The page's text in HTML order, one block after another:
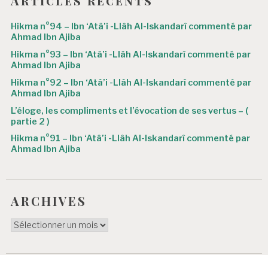
a
r
t
i
c
l
e
Hikma n°94 – Ibn ‘Atâ’i -Llâh Al-Iskandarî commenté par
Ahmad Ibn Ajiba
Hikma n°93 – Ibn ‘Atâ’i -Llâh Al-Iskandarî commenté par
Ahmad Ibn Ajiba
Hikma n°92 – Ibn ‘Atâ’i -Llâh Al-Iskandarî commenté par
Ahmad Ibn Ajiba
L’éloge, les compliments et l’évocation de ses vertus – (
partie 2 )
Hikma n°91 – Ibn ‘Atâ’i -Llâh Al-Iskandarî commenté par
Ahmad Ibn Ajiba
ARCHIVES
ARCHIVES